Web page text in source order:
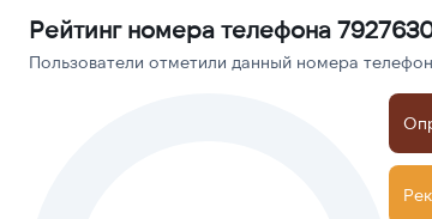
Рейтинг номера телефона
Пользователи отметили данный номера